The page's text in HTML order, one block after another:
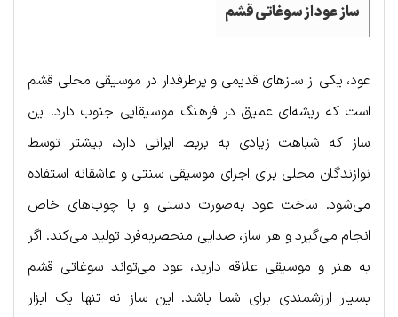
ساز عوداز سوغاتی قشم
عود، یکی از سازهای قدیمی و پرطرفدار در موسیقی محلی قشم
است که ریشه‌ای عمیق در فرهنگ موسیقایی جنوب دارد. این
ساز که شباهت زیادی به بربط ایرانی دارد، بیشتر توسط
نوازندگان محلی برای اجرای موسیقی سنتی و عاشقانه استفاده
می‌شود. ساخت عود به‌صورت دستی و با چوب‌های خاص
انجام می‌گیرد و هر ساز، صدایی منحصربه‌فرد تولید می‌کند. اگر
به هنر و موسیقی علاقه دارید، عود می‌تواند سوغاتی قشم
بسیار ارزشمندی برای شما باشد. این ساز نه تنها یک ابزار